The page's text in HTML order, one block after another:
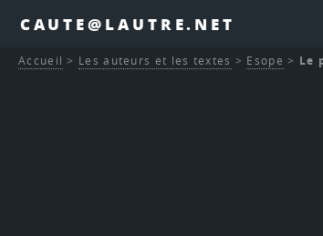
CAUTE@LAUTRE.NET
Accueil > Les auteurs et les textes > Esope > Le